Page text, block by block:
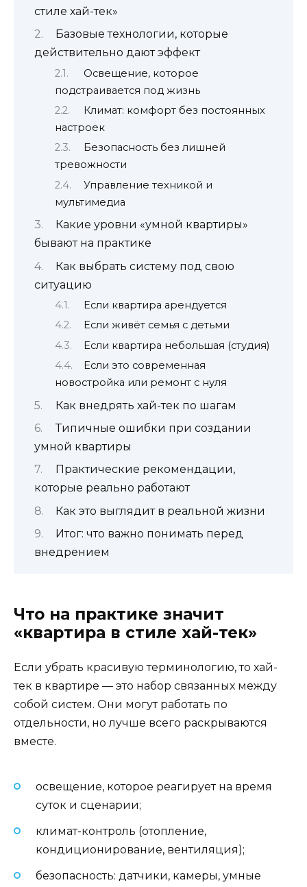
стиле хай-тек»
Базовые технологии, которые
действительно дают эффект
Освещение, которое
подстраивается под жизнь
Климат: комфорт без постоянных
настроек
Безопасность без лишней
тревожности
Управление техникой и
мультимедиа
Какие уровни «умной квартиры»
бывают на практике
Как выбрать систему под свою
ситуацию
Если квартира арендуется
Если живёт семья с детьми
Если квартира небольшая (студия)
Если это современная
новостройка или ремонт с нуля
Как внедрять хай-тек по шагам
Типичные ошибки при создании
умной квартиры
Практические рекомендации,
которые реально работают
Как это выглядит в реальной жизни
Итог: что важно понимать перед
внедрением
Что на практике значит
«квартира в стиле хай-тек»
Если убрать красивую терминологию, то хай-
тек в квартире — это набор связанных между
собой систем. Они могут работать по
отдельности, но лучше всего раскрываются
вместе.
освещение, которое реагирует на время
суток и сценарии;
климат-контроль (отопление,
кондиционирование, вентиляция);
безопасность: датчики, камеры, умные